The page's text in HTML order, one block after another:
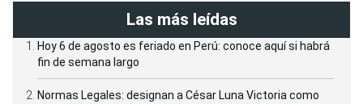
Las más leídas
Hoy 6 de agosto es feriado en Perú: conoce aquí si habrá
fin de semana largo
Normas Legales: designan a César Luna Victoria como